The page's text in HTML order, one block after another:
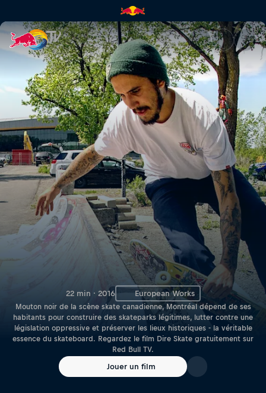
Dire Skate | Red Bull TV
22 min · 2016 European Works
Mouton noir de la scène skate canadienne, Montréal dépend de ses
habitants pour construire des skateparks légitimes, lutter contre une
législation oppressive et préserver les lieux historiques - la véritable
essence du skateboard. Regardez le film Dire Skate gratuitement sur
Red Bull TV.
Jouer un film